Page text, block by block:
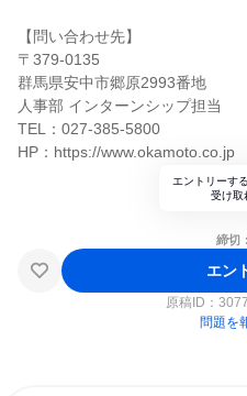
【問い合わせ先】
〒379-0135
群馬県安中市郷原2993番地
人事部 インターンシップ担当
TEL：027-385-5800
HP：https://www.okamoto.co.jp
エントリーす
受け取
締切
エン
原稿ID：
問題を